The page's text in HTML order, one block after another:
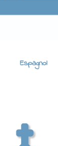
Espagnol